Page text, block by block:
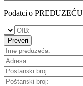
Podatci o PREDUZEĆU
Preveri